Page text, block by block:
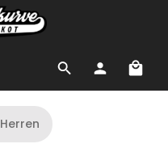
Herren